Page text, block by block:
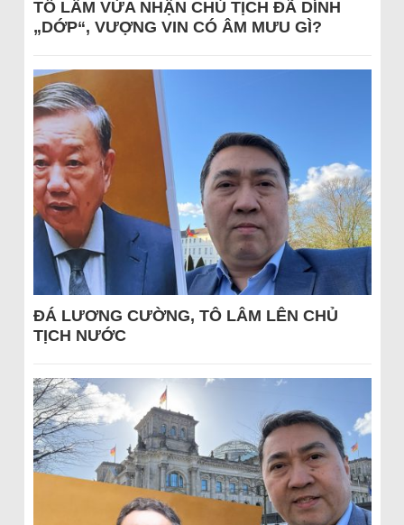
TÔ LÂM VỪA NHẬN CHỦ TỊCH ĐÃ DÍNH
„DỚP“, VƯỢNG VIN CÓ ÂM MƯU GÌ?
ĐÁ LƯƠNG CƯỜNG, TÔ LÂM LÊN CHỦ
TỊCH NƯỚC